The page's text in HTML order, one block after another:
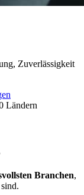
Zuverlässigkeit
Ländern
Branchen,